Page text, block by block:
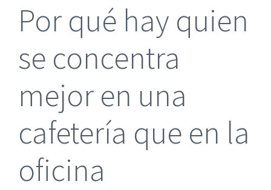
Por qué hay quien
se concentra
mejor en una
cafetería que en la
oficina